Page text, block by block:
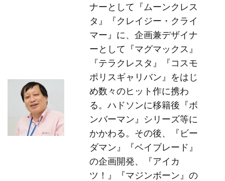
ナーとして『ムーンクレス
タ』『クレイジー・クライ
マー』に、企画兼デザイナ
ーとして『マグマックス』
『テラクレスタ』『コスモ
ポリスギャリバン』をはじ
め数々のヒット作に携わ
る。ハドソンに移籍後『ボ
ンバーマン』シリーズ等に
かかわる。その後、『ビー
ダマン』『ベイブレード』
の企画開発、『アイカ
ツ！』『マジンボーン』の